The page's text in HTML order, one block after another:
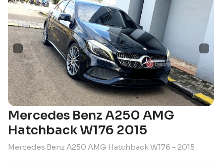
Mercedes Benz A250 AMG
Hatchback W176 2015
Mercedes Benz A250 AMG Hatchback W176 - 2015